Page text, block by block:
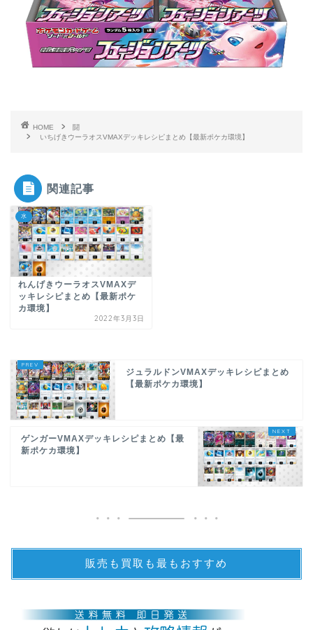
HOME
闘
いちげきウーラオスVMAXデッキレシピまとめ【最新ポケカ環境】
関連記事
水
れんげきウーラオスVMAXデ
ッキレシピまとめ【最新ポケ
カ環境】
2022年3月3日
ジュラルドンVMAXデッキレシピまとめ
【最新ポケカ環境】
ゲンガーVMAXデッキレシピまとめ【最
新ポケカ環境】
販売も買取も最もおすすめ